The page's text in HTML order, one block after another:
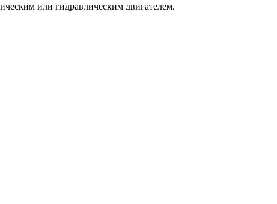
или гидравлическим двигателем.